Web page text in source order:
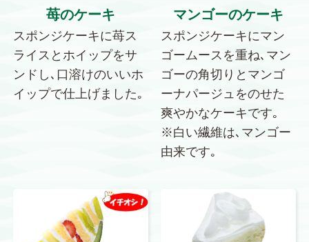
苺のケーキ
スポンジケーキに苺ス
ライスとホイップをサ
ンドし､口溶けのいいホ
イップで仕上げました｡
マンゴーのケーキ
スポンジケーキにマン
ゴームースを重ね､マン
ゴーの角切りとマンゴ
ーナパージュをのせた
爽やかなケーキです｡
※白い繊維は､マンゴー
由来です｡